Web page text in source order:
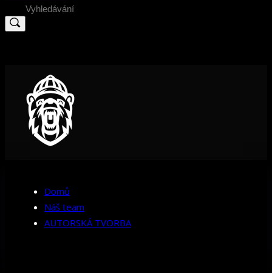
Search
for:
Domů
Náš team
AUTORSKÁ TVORBA